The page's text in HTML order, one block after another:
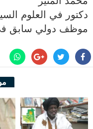
دكتور في العلوم
موظف دولي سابق في